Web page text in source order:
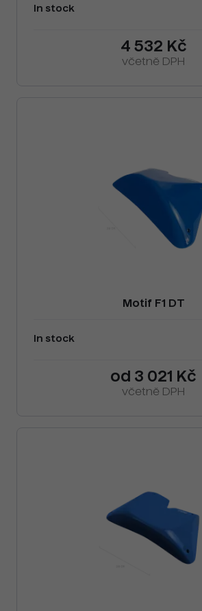
In stock
4 532 Kč
včetně DPH
Motif F1 DT
In stock
od 3 021 Kč
včetně DPH